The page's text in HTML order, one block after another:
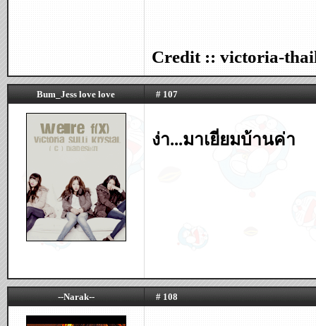
Credit :: victoria-
Bum_Jess love love # 107
ง่า...มาเยี่ยมบ้านค่า
--Narak-- # 108